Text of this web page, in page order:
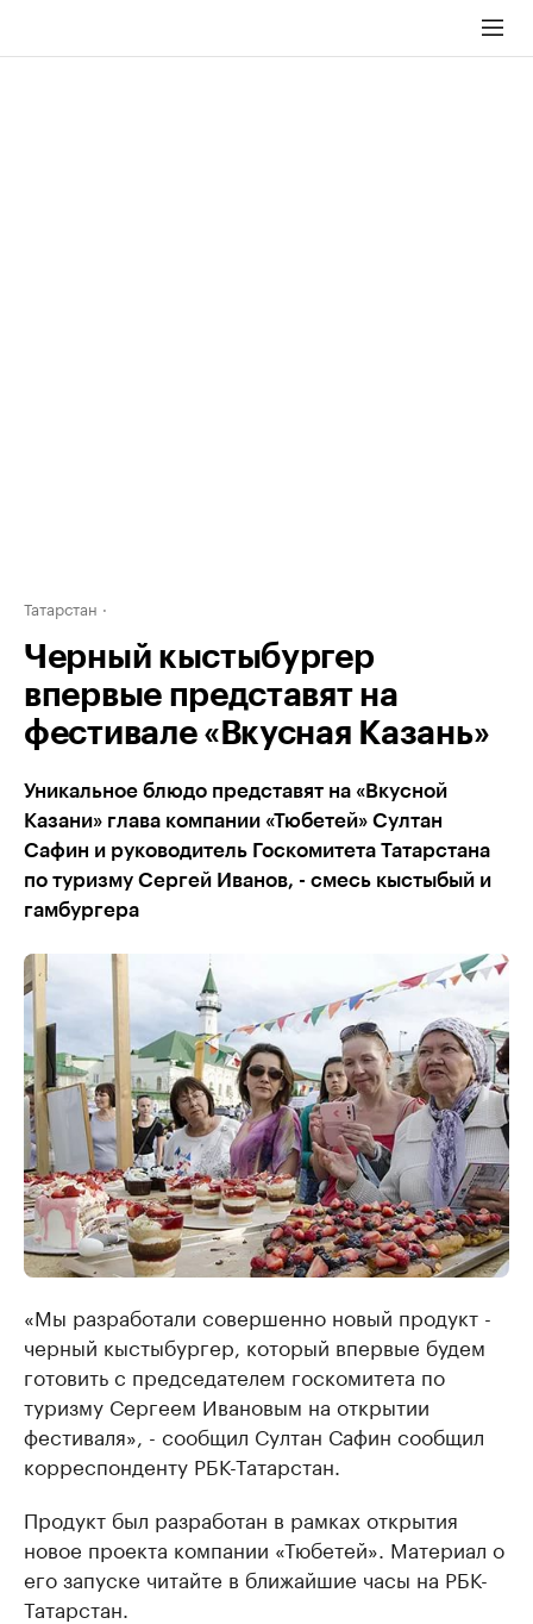
Татарстан
Черный кыстыбургер
впервые представят на
фестивале «Вкусная Казань»
Уникальное блюдо представят на «Вкусной
Казани» глава компании «Тюбетей» Султан
Сафин и руководитель Госкомитета Татарстана
по туризму Сергей Иванов, - смесь кыстыбый и
гамбургера
«Мы разработали совершенно новый продукт -
черный кыстыбургер, который впервые будем
готовить с председателем госкомитета по
туризму Сергеем Ивановым на открытии
фестиваля», - сообщил Султан Сафин сообщил
корреспонденту РБК-Татарстан.
Продукт был разработан в рамках открытия
новое проекта компании «Тюбетей». Материал о
его запуске читайте в ближайшие часы на РБК-
Татарстан.